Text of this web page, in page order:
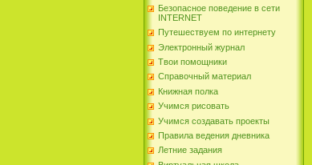
Безопасное поведение в сети
INTERNET
Путешествуем по интернету
Электронный журнал
Твои помощники
Справочный материал
Книжная полка
Учимся рисовать
Учимся создавать проекты
Правила ведения дневника
Летние задания